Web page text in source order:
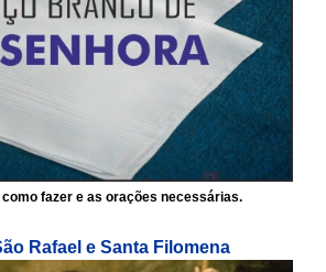
como fazer e as orações necessárias.
Rafael e Santa Filomena